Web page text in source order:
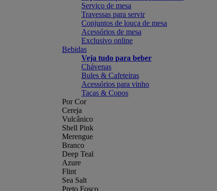
Serviço de mesa
Travessas para servir
Conjuntos de louça de mesa
Acessórios de mesa
Exclusivo online
Bebidas
Veja tudo para beber
Chávenas
Bules & Cafeteiras
Acessórios para vinho
Taças & Copos
Por Cor
Cereja
Vulcânico
Shell Pink
Merengue
Branco
Deep Teal
Azure
Flint
Sea Salt
Preto Fosco